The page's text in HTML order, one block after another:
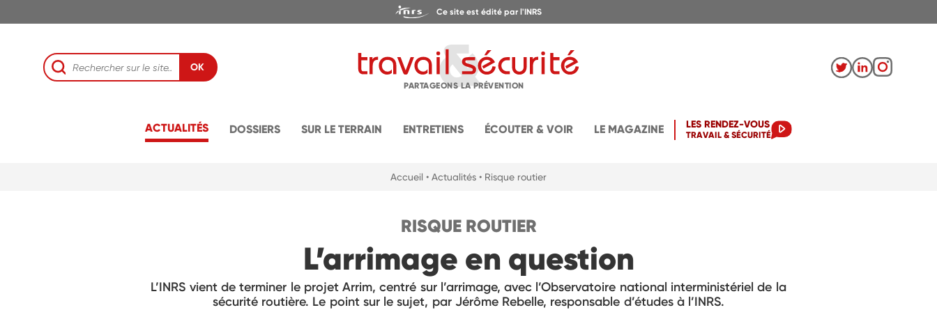
Ce site est édité par l'INRS
OK
PARTAGEONS LA PRÉVENTION
ACTUALITÉS DOSSIERS SUR LE TERRAIN ENTRETIENS ÉCOUTER & VOIR LE MAGAZINE LES RENDEZ-VOUS
TRAVAIL & SÉCURITÉ
Accueil • Actualités • Risque routier
RISQUE ROUTIER
L’arrimage en question
L’INRS vient de terminer le projet Arrim, centré sur l’arrimage, avec l’Observatoire national interministériel de la
sécurité routière. Le point sur le sujet, par Jérôme Rebelle, responsable d’études à l’INRS.